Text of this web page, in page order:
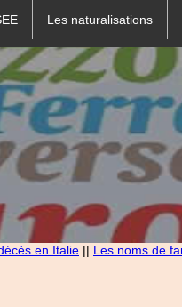
Les naturalisations
en Italie || Les noms de